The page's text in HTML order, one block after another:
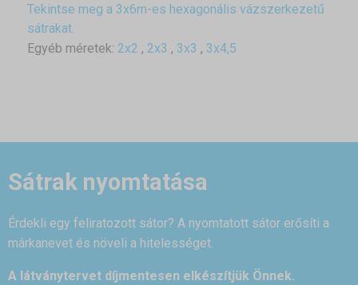
Tekintse meg a 3x6m-es hexagonális vázszerkezetű
sátrakat.
Egyéb méretek: 2x2 , 2x3 , 3x3 , 3x4,5
Sátrak nyomtatása
Érdekli egy feliratozott sátor? A nyomtatott sátor erősíti a
márkanevet és növeli a hitelességet.
A látványtervet díjmentesen elkészítjük Önnek.